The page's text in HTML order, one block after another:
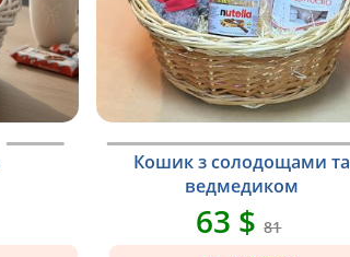
Кошик з солодощами та
ведмедиком
63 $81